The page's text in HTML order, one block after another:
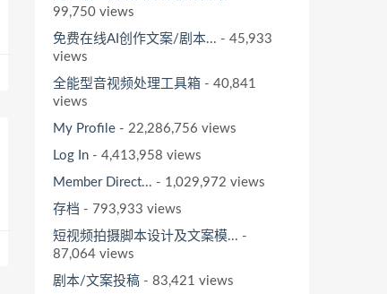
99,750 views
免费在线AI创作文案/剧本... - 45,933
views
全能型音视频处理工具箱 - 40,841
views
My Profile - 22,286,756 views
Log In - 4,413,958 views
Member Direct... - 1,029,972 views
存档 - 793,933 views
短视频拍摄脚本设计及文案模... -
87,064 views
剧本/文案投稿 - 83,421 views